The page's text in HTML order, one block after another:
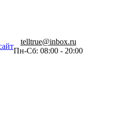
telltrue@inbox.ru
Пн-Сб: 08:00 - 20:00